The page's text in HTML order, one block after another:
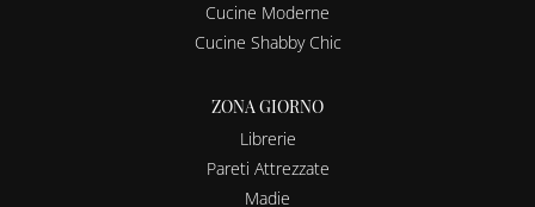
Cucine Moderne
Cucine Shabby Chic
ZONA GIORNO
Librerie
Pareti Attrezzate
Madie